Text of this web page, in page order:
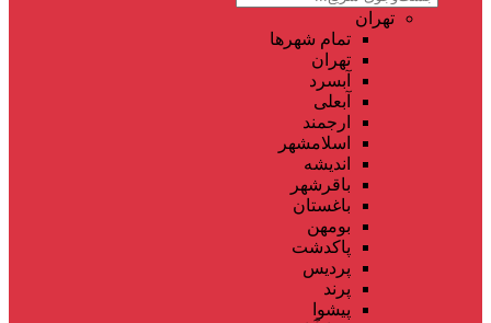
تهران
تمام شهر‌ها
تهران
آبسرد
آبعلی
ارجمند
اسلامشهر
اندیشه
باقرشهر
باغستان
بومهن
پاکدشت
پردیس
پرند
پیشوا